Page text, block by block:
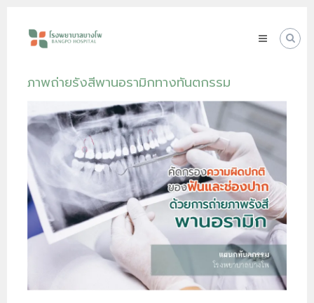
contentพยาบาล
choice
Health
ภาพถ่ายรังสีพานอรามิกทางทันตกรรม